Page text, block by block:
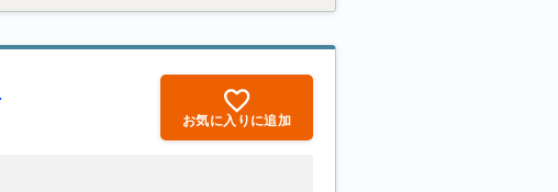
お気に入りに追加